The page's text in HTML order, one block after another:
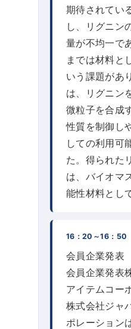
期待されてい
し、リグニン
量が不均一で
までは材料と
いう課題があ
は、リグニン
微粒子を合成
性質を制御し
しての利用可
た。得られた
は、バイオマ
能性材料とし
16：20～16：50
会員企業発表
会員企業発表
アイテムコー
株式会社ジャ
ポレーション